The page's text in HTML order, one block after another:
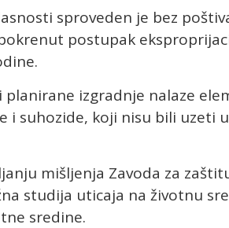
sproveden je bez
postupak
izgradnje nalaze
i suhozide, koji nisu bili uzeti
mišljenja Zavoda za
studija uticaja na životnu
sredine.